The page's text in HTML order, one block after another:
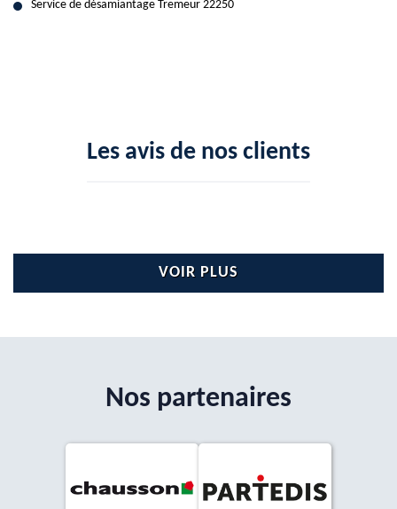
Service de désamiantage Tremeur 22250
Les avis de nos clients
VOIR PLUS
Nos partenaires